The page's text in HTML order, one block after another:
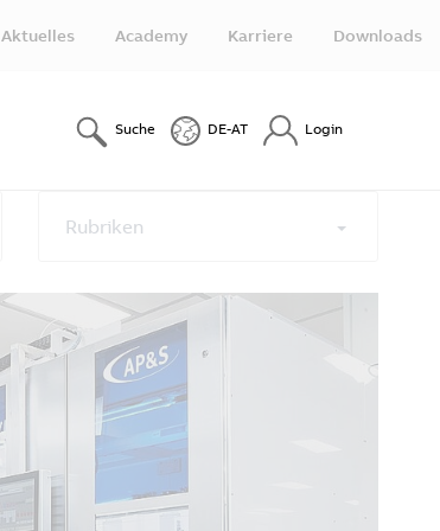
Aktuelles Academy Karriere Downloads
Suche DE-AT Login
Rubriken